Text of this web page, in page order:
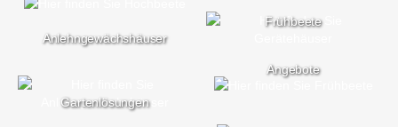
Anlehngewächshäuser
Gartenlösungen
Frühbeete
Angebote